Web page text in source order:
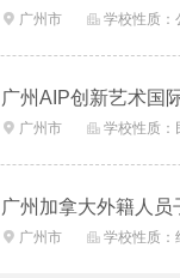
 广州市  学校性质：
广州AIP创新艺术国
 广州市  学校性质：
广州加拿大外籍人员
 广州市  学校性质：